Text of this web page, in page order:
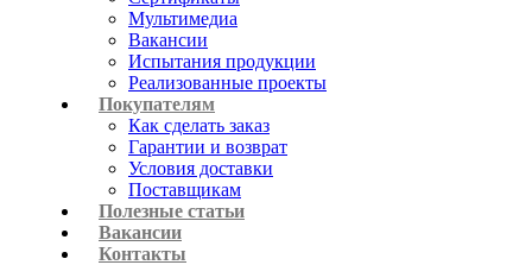
Мультимедиа
Вакансии
Испытания продукции
Реализованные проекты
Покупателям
Как сделать заказ
Гарантии и возврат
Условия доставки
Поставщикам
Полезные статьи
Вакансии
Контакты